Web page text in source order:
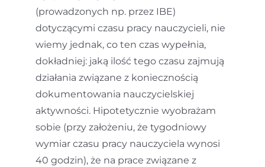
(prowadzonych np. przez IBE)
dotyczącymi czasu pracy nauczycieli, nie
wiemy jednak, co ten czas wypełnia,
dokładniej: jaką ilość tego czasu zajmują
działania związane z koniecznością
dokumentowania nauczycielskiej
aktywności. Hipotetycznie wyobrażam
sobie (przy założeniu, że tygodniowy
wymiar czasu pracy nauczyciela wynosi
40 godzin), że na prace związane z